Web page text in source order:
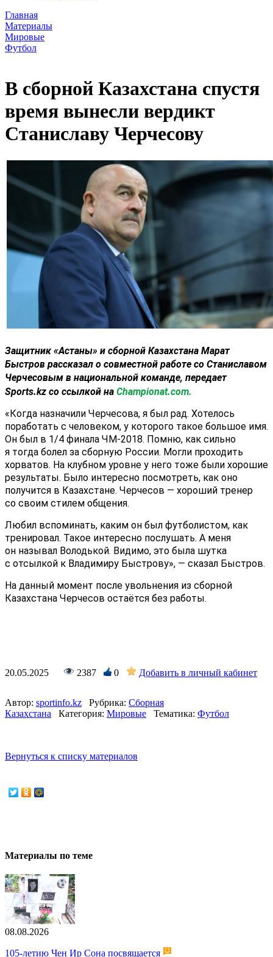
Главная
Материалы
Мировые
Футбол
В сборной Казахстана спустя
время вынесли вердикт
Станиславу Черчесову
Защитник «Астаны» и сборной Казахстана Марат
Быстров рассказал о совместной работе со Станиславом
Черчесовым в национальной команде, передает
Sports.kz со ссылкой на Championat.com.
«Когда назначили Черчесова, я был рад. Хотелось
поработать с человеком, у которого такое большое имя.
Он был в 1/4 финала ЧМ-2018. Помню, как сильно
я тогда болел за сборную России. Могли проходить
хорватов. На клубном уровне у него тоже были хорошие
результаты. Было интересно посмотреть, как оно
получится в Казахстане. Черчесов — хороший тренер
со своим стилем общения.
Любил вспоминать, каким он был футболистом, как
тренировал. Такое интересно послушать. А меня
он называл Володькой. Видимо, это была шутка
с отсылкой к Владимиру Быстрову», — сказал Быстров.
На данный момент после увольнения из сборной
Казахстана Черчесов остаётся без работы.
20.05.2025 2387 0 Добавить в личный кабинет
Автор: sportinfo.kz Рубрика: Сборная
Казахстана
Категория: Мировые Тематика: Футбол
Вернуться к списку материалов
Материалы по теме
08.08.2026
105-летию Чен Ир Сона посвящается